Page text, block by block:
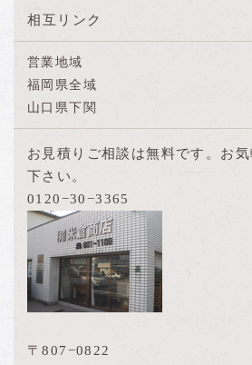
相互リンク
営業地域
福岡県全域
山口県下関
お見積りご相談は無料です。お気
下さい。
0120−30−3365
〒807−0822